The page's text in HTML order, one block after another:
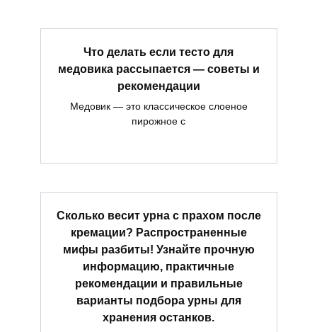
Что делать если тесто для
медовика рассыпается — советы и
рекомендации
Медовик — это классическое слоеное
пирожное с
Сколько весит урна с прахом после
кремации? Распространенные
мифы разбиты! Узнайте прочную
информацию, практичные
рекомендации и правильные
варианты подбора урны для
хранения останков.